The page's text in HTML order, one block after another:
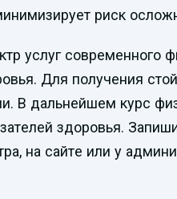
риск
современного
Для получения
В дальнейшем курс
здоровья.
на сайте или у